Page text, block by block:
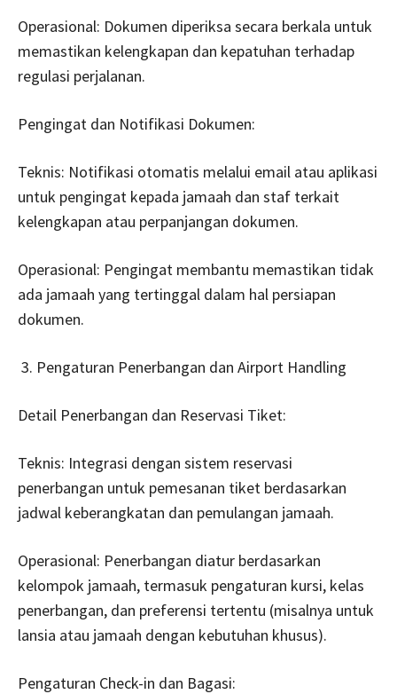
Operasional: Dokumen diperiksa secara berkala untuk
memastikan kelengkapan dan kepatuhan terhadap
regulasi perjalanan.
Pengingat dan Notifikasi Dokumen:
Teknis: Notifikasi otomatis melalui email atau aplikasi
untuk pengingat kepada jamaah dan staf terkait
kelengkapan atau perpanjangan dokumen.
Operasional: Pengingat membantu memastikan tidak
ada jamaah yang tertinggal dalam hal persiapan
dokumen.
Pengaturan Penerbangan dan Airport Handling
Detail Penerbangan dan Reservasi Tiket:
Teknis: Integrasi dengan sistem reservasi
penerbangan untuk pemesanan tiket berdasarkan
jadwal keberangkatan dan pemulangan jamaah.
Operasional: Penerbangan diatur berdasarkan
kelompok jamaah, termasuk pengaturan kursi, kelas
penerbangan, dan preferensi tertentu (misalnya untuk
lansia atau jamaah dengan kebutuhan khusus).
Pengaturan Check-in dan Bagasi: